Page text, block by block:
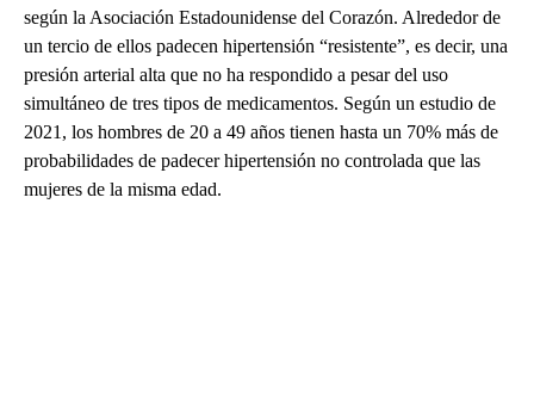
según la Asociación Estadounidense del Corazón. Alrededor de
un tercio de ellos padecen hipertensión “resistente”, es decir, una
presión arterial alta que no ha respondido a pesar del uso
simultáneo de tres tipos de medicamentos. Según un estudio de
2021, los hombres de 20 a 49 años tienen hasta un 70% más de
probabilidades de padecer hipertensión no controlada que las
mujeres de la misma edad.